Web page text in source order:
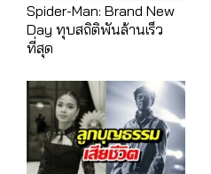
Spider-Man: Brand New
Day ทุบสถิติพันล้านเร็ว
ที่สุด